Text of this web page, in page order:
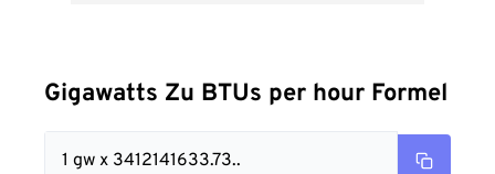
Gigawatts Zu BTUs per hour Formel
1 gw x 3412141633.73..